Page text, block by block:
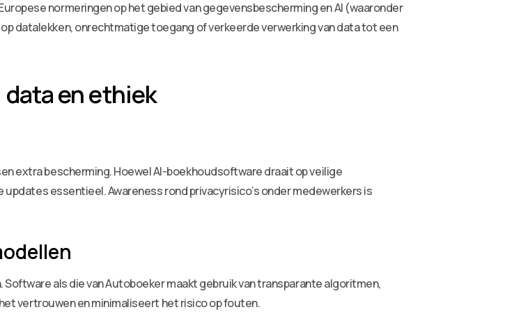
normeringen op het gebied van gegevensbescherming en AI (waaronder
datalekken, onrechtmatige toegang of verkeerde verwerking van data tot een
data en ethiek
extra bescherming. Hoewel AI-boekhoudsoftware draait op veilige
essentieel. Awareness rond privacyrisico’s onder medewerkers is
als die van Autoboeker maakt gebruik van transparante algoritmen,
vertrouwen en minimaliseert het risico op fouten.